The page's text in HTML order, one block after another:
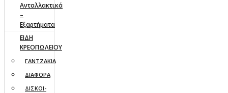
Ανταλλακτικά
–
Εξαρτήματα
ΕΙΔΗ
ΚΡΕΟΠΩΛΕΙΟΥ
ΓΑΝΤΖΑΚΙΑ
ΔΙΑΦΟΡΑ
ΔΙΣΚΟΙ-